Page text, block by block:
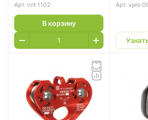
Арт. vnt 1102
В корзину
Арт. vpro